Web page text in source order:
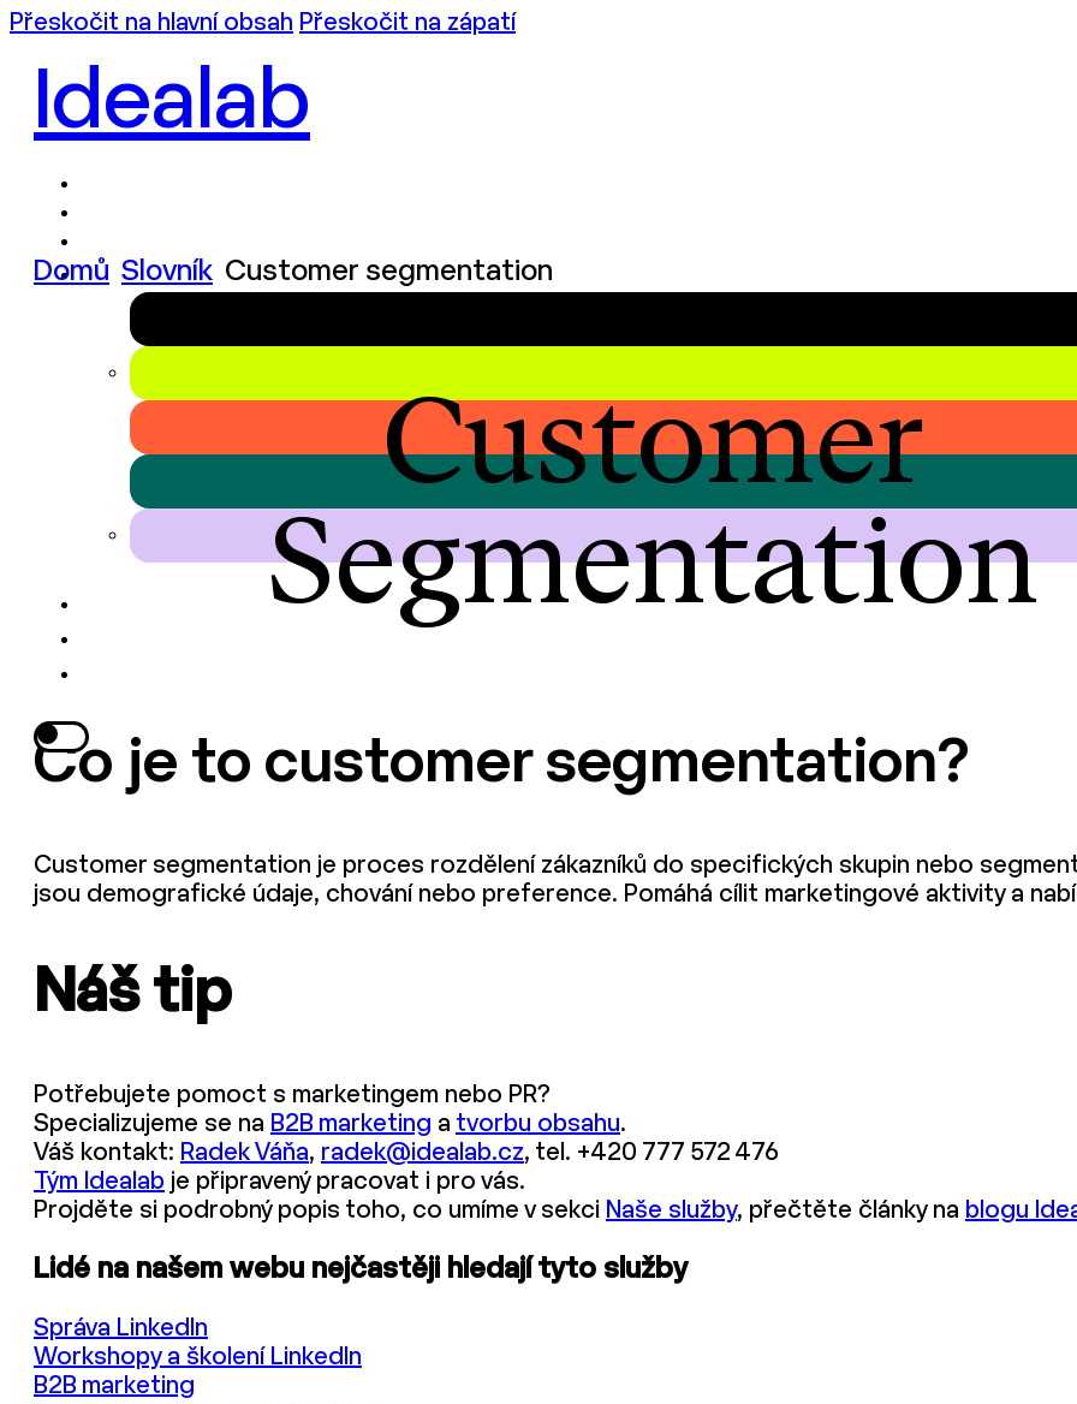
Přeskočit na hlavní obsah Přeskočit na zápatí
Idealab
Domů Slovník Customer segmentation
Customer
Segmentation
Co je to customer segmentation?
Customer segmentation je proces rozdělení zákazníků do specifických skupin nebo
jsou demografické údaje, chování nebo preference. Pomáhá cílit marketingové aktivity a
Náš tip
Potřebujete pomoct s marketingem nebo PR?
Specializujeme se na B2B marketing a tvorbu obsahu.
Váš kontakt: Radek Váňa, radek@idealab.cz, tel. +420 777 572 476
Tým Idealab je připravený pracovat i pro vás.
Projděte si podrobný popis toho, co umíme v sekci Naše služby, přečtěte články na blogu
Lidé na našem webu nejčastěji hledají tyto služby
Správa LinkedIn
Workshopy a školení LinkedIn
B2B marketing